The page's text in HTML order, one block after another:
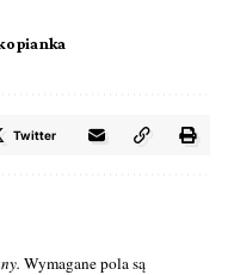
Twitter
Wymagane pola są